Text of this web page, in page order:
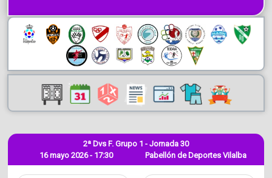
16 mayo 2026 - 17:30
2ª Dvs F. Grupo 1 - Jornada 30
Pabellón de Deportes Vilalba